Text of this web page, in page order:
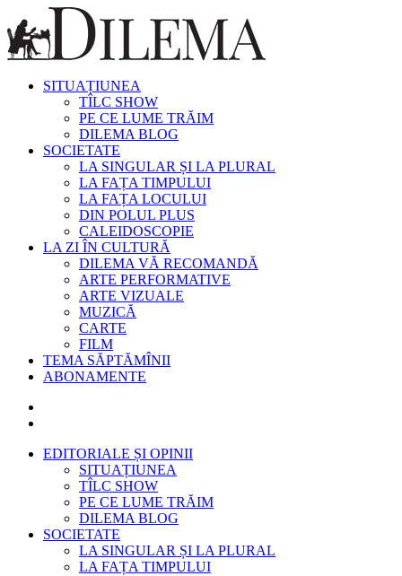
SITUAȚIUNEA
TÎLC SHOW
PE CE LUME TRĂIM
DILEMA BLOG
SOCIETATE
LA SINGULAR ȘI LA PLURAL
LA FAȚA TIMPULUI
LA FAȚA LOCULUI
DIN POLUL PLUS
CALEIDOSCOPIE
LA ZI ÎN CULTURĂ
DILEMA VĂ RECOMANDĂ
ARTE PERFORMATIVE
ARTE VIZUALE
MUZICĂ
CARTE
FILM
TEMA SĂPTĂMÎNII
ABONAMENTE
EDITORIALE ȘI OPINII
SITUAȚIUNEA
TÎLC SHOW
PE CE LUME TRĂIM
DILEMA BLOG
SOCIETATE
LA SINGULAR ȘI LA PLURAL
LA FAȚA TIMPULUI